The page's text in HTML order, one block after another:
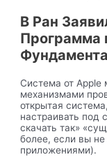
В Ран
Программа
Система от
механизмами
открытая
настраивать под
скачать так»
более, если вы
приложениями).